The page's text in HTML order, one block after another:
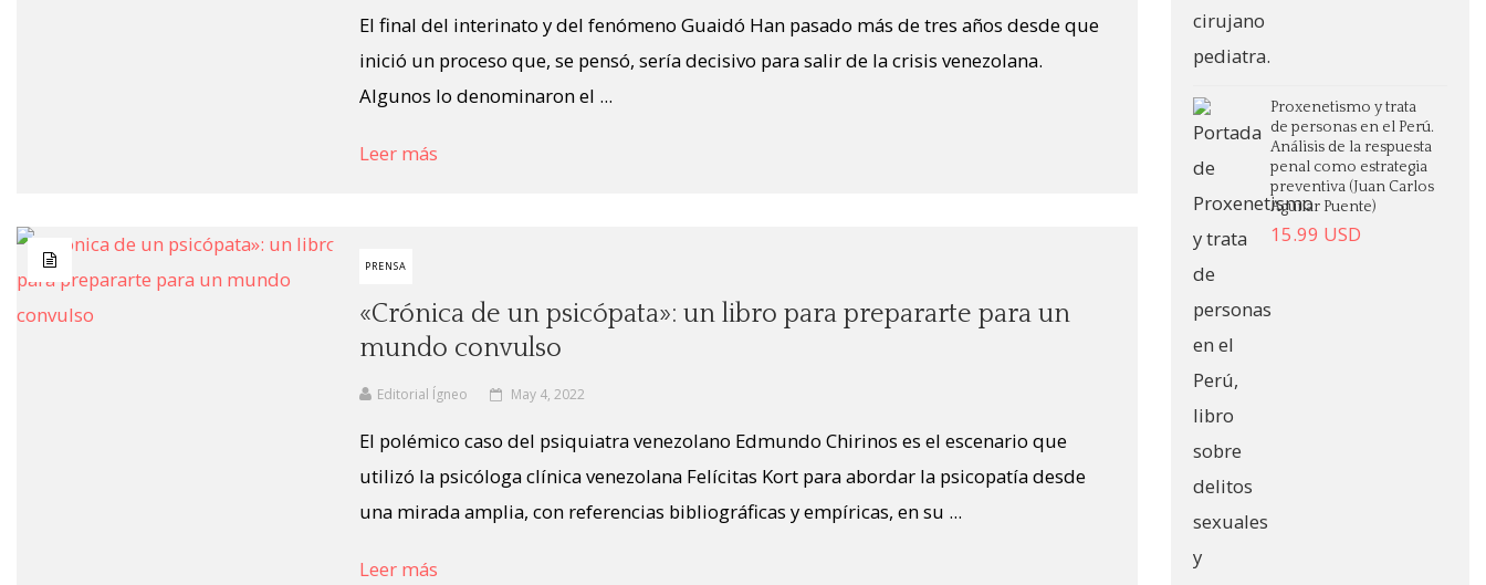
El final del interinato y del fenómeno Guaidó Han pasado más de tres años desde que
inició un proceso que, se pensó, sería decisivo para salir de la crisis venezolana.
Algunos lo denominaron el ...
Leer más
PRENSA
«Crónica de un psicópata»: un libro para prepararte para un
mundo convulso
Editorial Ígneo May 4, 2022
El polémico caso del psiquiatra venezolano Edmundo Chirinos es el escenario que
utilizó la psicóloga clínica venezolana Felícitas Kort para abordar la psicopatía desde
una mirada amplia, con referencias bibliográficas y empíricas, en su ...
Leer más
Proxenetismo y trata
de personas en el Perú.
Análisis de la respuesta
penal como estrategia
preventiva (Juan Carlos
Aguilar Puente)
15.99 USD